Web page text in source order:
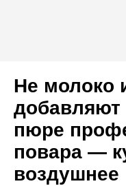
Не молоко
добавляют
пюре
повара —
воздушнее